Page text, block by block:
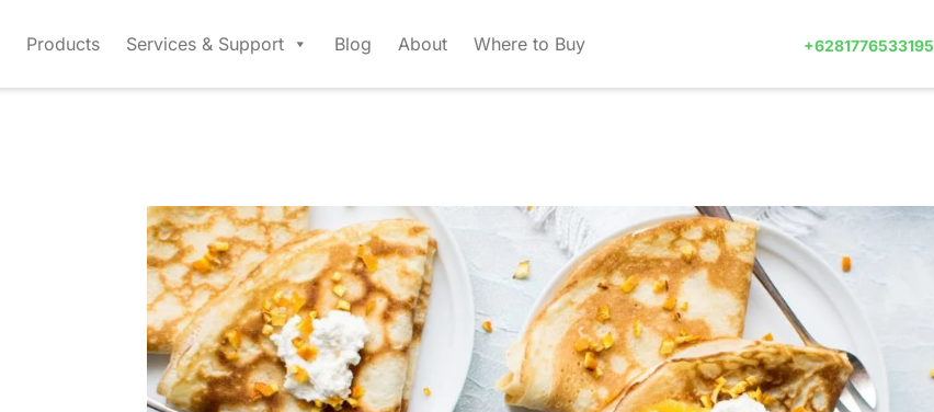
Products Services & Support Blog About Where to Buy +6281776533195